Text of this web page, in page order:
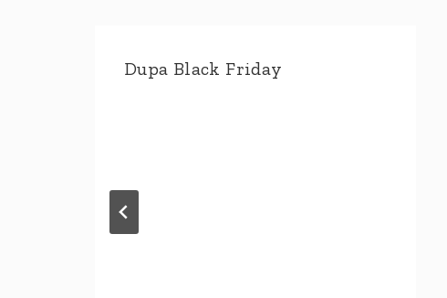
Dupa Black Friday